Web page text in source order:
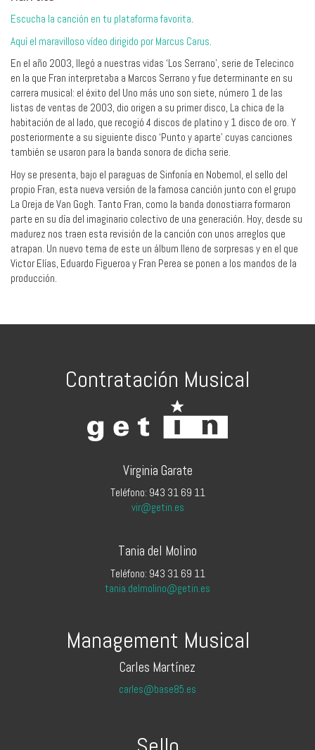
Escucha la canción en tu plataforma favorita.
Aquí el maravilloso vídeo dirigido por Marcus Carus
En el año 2003, llegó a nuestras vidas ‘Los Serrano’, serie de Telecinco
en la que Fran interpretaba a Marcos Serrano y fue determinante en su
carrera musical: el éxito del Uno más uno son siete, número 1 de las
listas de ventas de 2003, dio origen a su primer disco, La chica de la
habitación de al lado, que recogió 4 discos de platino y 1 disco de oro. Y
posteriormente a su siguiente disco ‘Punto y aparte’ cuyas canciones
también se usaron para la banda sonora de dicha serie.
Hoy se presenta, bajo el paraguas de Sinfonía en Nobemol, el sello del
propio Fran, esta nueva versión de la famosa canción junto con el grupo
La Oreja de Van Gogh. Tanto Fran, como la banda donostiarra formaron
parte en su día del imaginario colectivo de una generación. Hoy, desde su
madurez nos traen esta revisión de la canción con unos arreglos que
atrapan. Un nuevo tema de este un álbum lleno de sorpresas y en el que
Victor Elías, Eduardo Figueroa y Fran Perea se ponen a los mandos de la
producción.
Contratación Musical
Virginia Garate
Teléfono: 943 31 69 11
vir@getin.es
Tania del Molino
Teléfono: 943 31 69 11
tania.delmolino@getin.es
Management Musical
Carles Martínez
carles@base85.es